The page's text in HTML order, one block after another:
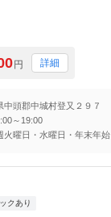
円 詳細
中頭郡中城村登又２９７
～19:00
火曜日・水曜日・年末年始
クあり